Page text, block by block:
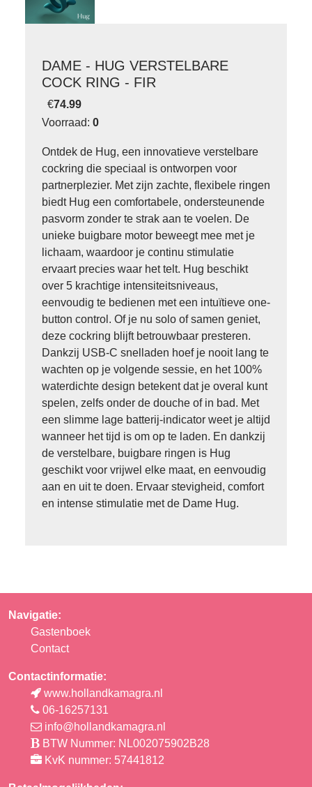
DAME - HUG VERSTELBARE
COCK RING - FIR
€74.99
Voorraad: 0
Ontdek de Hug, een innovatieve verstelbare
cockring die speciaal is ontworpen voor
partnerplezier. Met zijn zachte, flexibele ringen
biedt Hug een comfortabele, ondersteunende
pasvorm zonder te strak aan te voelen. De
unieke buigbare motor beweegt mee met je
lichaam, waardoor je continu stimulatie
ervaart precies waar het telt. Hug beschikt
over 5 krachtige intensiteitsniveaus,
eenvoudig te bedienen met een intuïtieve one-
button control. Of je nu solo of samen geniet,
deze cockring blijft betrouwbaar presteren.
Dankzij USB-C snelladen hoef je nooit lang te
wachten op je volgende sessie, en het 100%
waterdichte design betekent dat je overal kunt
spelen, zelfs onder de douche of in bad. Met
een slimme lage batterij-indicator weet je altijd
wanneer het tijd is om op te laden. En dankzij
de verstelbare, buigbare ringen is Hug
geschikt voor vrijwel elke maat, en eenvoudig
aan en uit te doen. Ervaar stevigheid, comfort
en intense stimulatie met de Dame Hug.
Navigatie:
Gastenboek
Contact
Contactinformatie:
www.hollandkamagra.nl
06-16257131
info@hollandkamagra.nl
BTW Nummer: NL002075902B28
KvK nummer: 57441812